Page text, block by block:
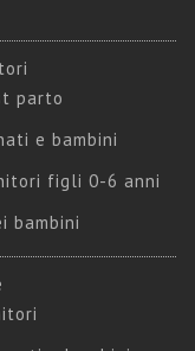
parto
e bambini
figli 0-6 anni
bambini